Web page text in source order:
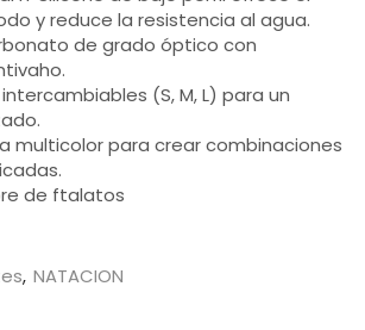
y reduce la resistencia al agua.
de grado óptico con
(S, M, L) para un
multicolor para crear combinaciones
de ftalatos
, NATACION